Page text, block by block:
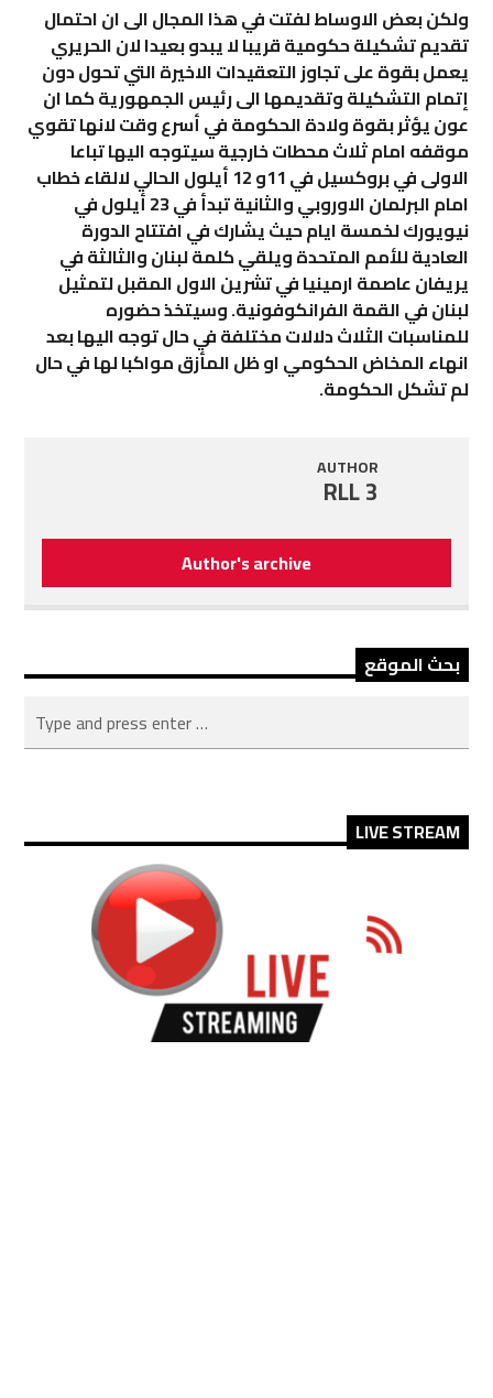
ولكن بعض الاوساط لفتت في هذا المجال الى ان احتمال
تقديم تشكيلة حكومية قريبا لا يبدو بعيدا لان الحريري
يعمل بقوة على تجاوز التعقيدات الاخيرة التي تحول دون
إتمام التشكيلة وتقديمها الى رئيس الجمهورية كما ان
عون يؤثر بقوة ولادة الحكومة في أسرع وقت لانها تقوي
موقفه امام ثلاث محطات خارجية سيتوجه اليها تباعا
الاولى في بروكسيل في 11و 12 أيلول الحالي لالقاء خطاب
امام البرلمان الاوروبي والثانية تبدأ في 23 أيلول في
نيويورك لخمسة ايام حيث يشارك في افتتاح الدورة
العادية للأمم المتحدة ويلقي كلمة لبنان والثالثة في
يريفان عاصمة ارمينيا في تشرين الاول المقبل لتمثيل
لبنان في القمة الفرانكوفونية. وسيتخذ حضوره
للمناسبات الثلاث دلالات مختلفة في حال توجه اليها بعد
انهاء المخاض الحكومي او ظل المأزق مواكبا لها في حال
لم تشكل الحكومة.
AUTHOR
RLL 3
Author's archive
بحث الموقع
LIVE STREAM